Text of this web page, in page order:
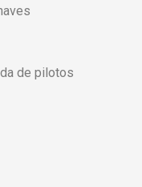
de pilotos